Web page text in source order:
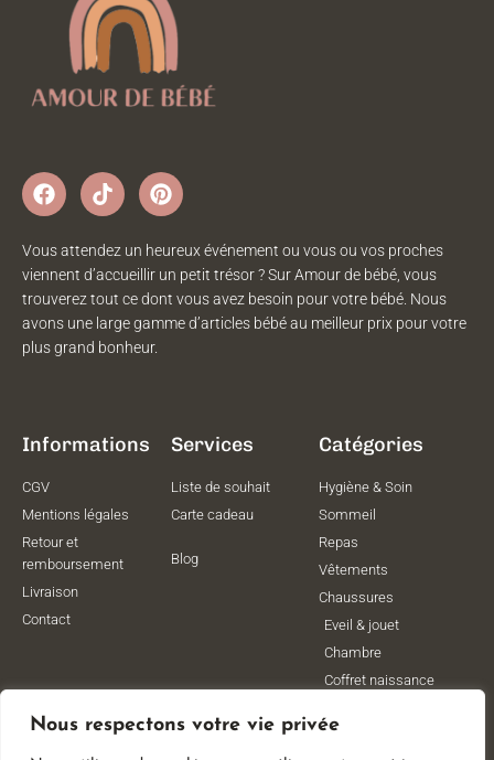
Nous respectons votre vie privée
Vous attendez un heureux événement ou vous ou vos proches
viennent d’accueillir un petit trésor ? Sur Amour de bébé, vous
trouverez tout ce dont vous avez besoin pour votre bébé. Nous
avons une large gamme d’articles bébé au meilleur prix pour votre
plus grand bonheur.
Informations
CGV
Mentions légales
Retour et
remboursement
Livraison
Contact
Services
Liste de souhait
Carte cadeau
Blog
Catégories
Hygiène & Soin
Sommeil
Repas
Vêtements
Chaussures
Eveil & jouet
Chambre
Coffret naissance
Vêtements de